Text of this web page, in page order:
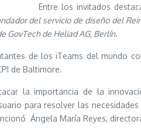
Entre los invitados
del servicio de diseño del
GovTech de Heliad AG, Berlín.
de los iTeams del mundo
de Baltimore.
la importancia de la
para resolver las
Ángela María Reyes,